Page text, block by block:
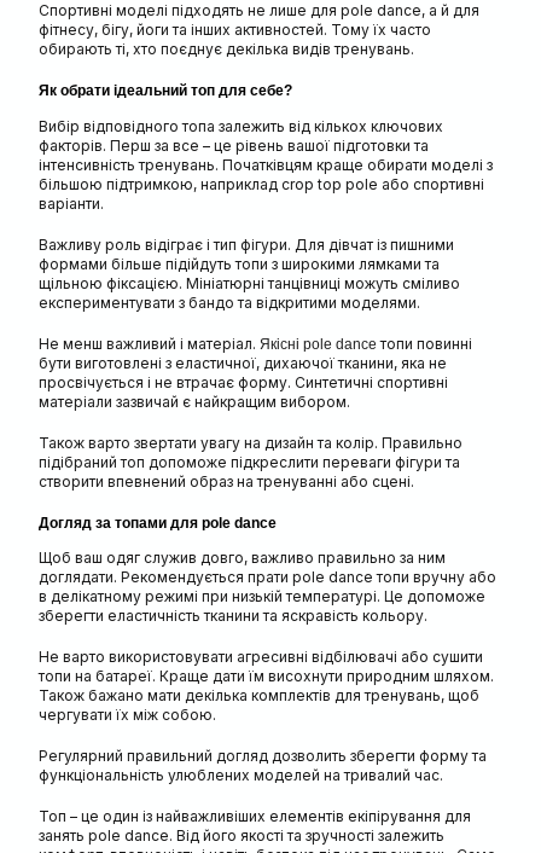
Спортивні моделі підходять не лише для pole dance, а й для
фітнесу, бігу, йоги та інших активностей. Тому їх часто
обирають ті, хто поєднує декілька видів тренувань.
Як обрати ідеальний топ для себе?
Вибір відповідного топа залежить від кількох ключових
факторів. Перш за все – це рівень вашої підготовки та
інтенсивність тренувань. Початківцям краще обирати моделі з
більшою підтримкою, наприклад crop top pole або спортивні
варіанти.
Важливу роль відіграє і тип фігури. Для дівчат із пишними
формами більше підійдуть топи з широкими лямками та
щільною фіксацією. Мініатюрні танцівниці можуть сміливо
експериментувати з бандо та відкритими моделями.
Не менш важливий і матеріал. Якісні pole dance топи повинні
бути виготовлені з еластичної, дихаючої тканини, яка не
просвічується і не втрачає форму. Синтетичні спортивні
матеріали зазвичай є найкращим вибором.
Також варто звертати увагу на дизайн та колір. Правильно
підібраний топ допоможе підкреслити переваги фігури та
створити впевнений образ на тренуванні або сцені.
Догляд за топами для pole dance
Щоб ваш одяг служив довго, важливо правильно за ним
доглядати. Рекомендується прати pole dance топи вручну або
в делікатному режимі при низькій температурі. Це допоможе
зберегти еластичність тканини та яскравість кольору.
Не варто використовувати агресивні відбілювачі або сушити
топи на батареї. Краще дати їм висохнути природним шляхом.
Також бажано мати декілька комплектів для тренувань, щоб
чергувати їх між собою.
Регулярний правильний догляд дозволить зберегти форму та
функціональність улюблених моделей на тривалий час.
Топ – це один із найважливіших елементів екіпірування для
занять pole dance. Від його якості та зручності залежить